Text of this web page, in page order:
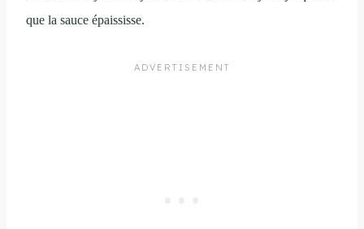
que la sauce épaississe.